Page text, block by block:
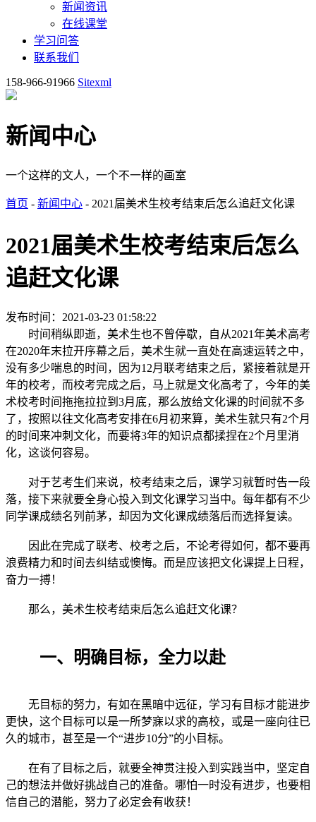
新闻资讯
在线课堂
学习问答
联系我们
158-966-91966 Sitexml
新闻中心
一个这样的文人，一个不一样的画室
首页 - 新闻中心 - 2021届美术生校考结束后怎么追赶文化课
2021届美术生校考结束后怎么
追赶文化课
发布时间：2021-03-23 01:58:22
时间稍纵即逝，美术生也不曾停歇，自从2021年美术高考
在2020年末拉开序幕之后，美术生就一直处在高速运转之中，
没有多少喘息的时间，因为12月联考结束之后，紧接着就是开
年的校考，而校考完成之后，马上就是文化高考了，今年的美
术校考时间拖拖拉拉到3月底，那么放给文化课的时间就不多
了，按照以往文化高考安排在6月初来算，美术生就只有2个月
的时间来冲刺文化，而要将3年的知识点都揉捏在2个月里消
化，这谈何容易。
对于艺考生们来说，校考结束之后，课学习就暂时告一段
落，接下来就要全身心投入到文化课学习当中。每年都有不少
同学课成绩名列前茅，却因为文化课成绩落后而选择复读。
因此在完成了联考、校考之后，不论考得如何，都不要再
浪费精力和时间去纠结或懊悔。而是应该把文化课提上日程，
奋力一搏！
那么，美术生校考结束后怎么追赶文化课？
一、明确目标，全力以赴
无目标的努力，有如在黑暗中远征，学习有目标才能进步
更快，这个目标可以是一所梦寐以求的高校，或是一座向往已
久的城市，甚至是一个“进步10分”的小目标。
在有了目标之后，就要全神贯注投入到实践当中，坚定自
己的想法并做好挑战自己的准备。哪怕一时没有进步，也要相
信自己的潜能，努力了必定会有收获！